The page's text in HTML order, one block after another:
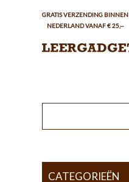
GRATIS VERZENDING BINNEN
NEDERLAND VANAF € 25,--
CATEGORIEËN